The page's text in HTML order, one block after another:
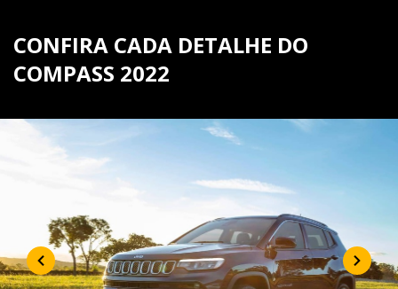
CONFIRA CADA DETALHE DO
COMPASS 2022